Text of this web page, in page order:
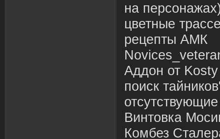
на
цветные
рецепты АМК
Аддон от
поиск
Винтовка
Комбез